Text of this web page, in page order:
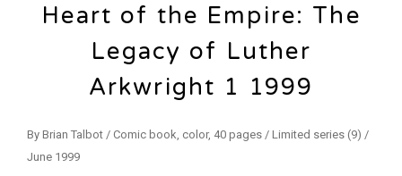
Heart of the Empire: The
Legacy of Luther
Arkwright 1 1999
By Brian Talbot / Comic book, color, 40 pages / Limited series (9) /
June 1999